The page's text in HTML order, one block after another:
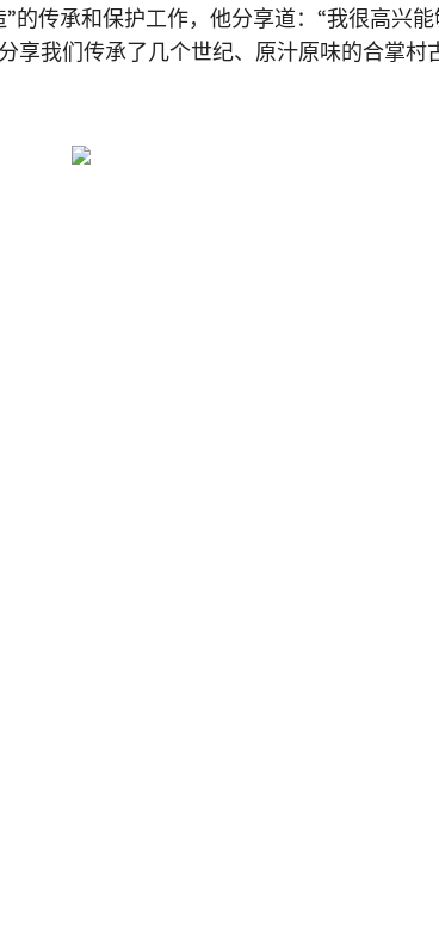
传承和保护工作，他分享道：“我很高兴
我们传承了几个世纪、原汁原味的合掌村